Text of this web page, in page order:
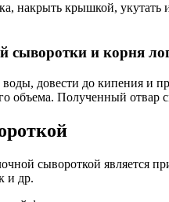
накрыть крышкой,
сыворотки и корня
воды, довести до кипения и
объема. Полученный
сывороткой является
и др.